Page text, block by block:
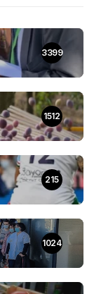
3399
1512
215
1024